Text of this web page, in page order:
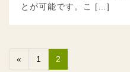
とが可能です。こ […]
« 1 2